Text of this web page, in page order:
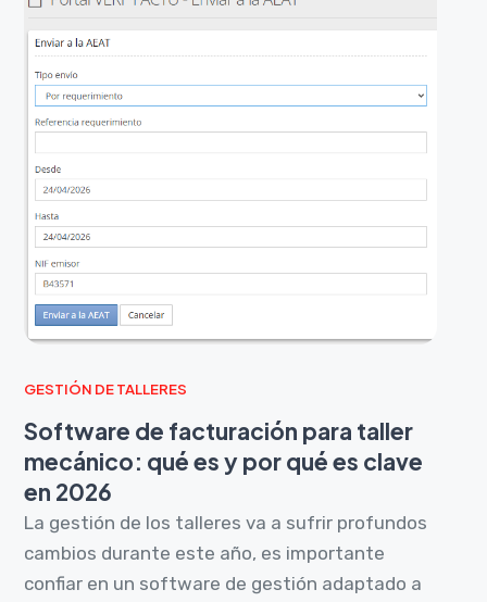
GESTIÓN DE TALLERES
Software de facturación para taller
mecánico: qué es y por qué es clave
en 2026
La gestión de los talleres va a sufrir profundos
cambios durante este año, es importante
confiar en un software de gestión adaptado a